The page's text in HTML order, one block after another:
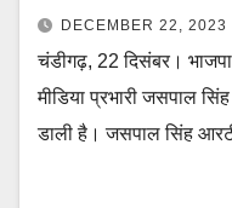
DECEMBER 22, 2023
चंडीगढ़, 22 दिसंबर। भाजपा
मीडिया प्रभारी जसपाल
डाली है। जसपाल सिंह